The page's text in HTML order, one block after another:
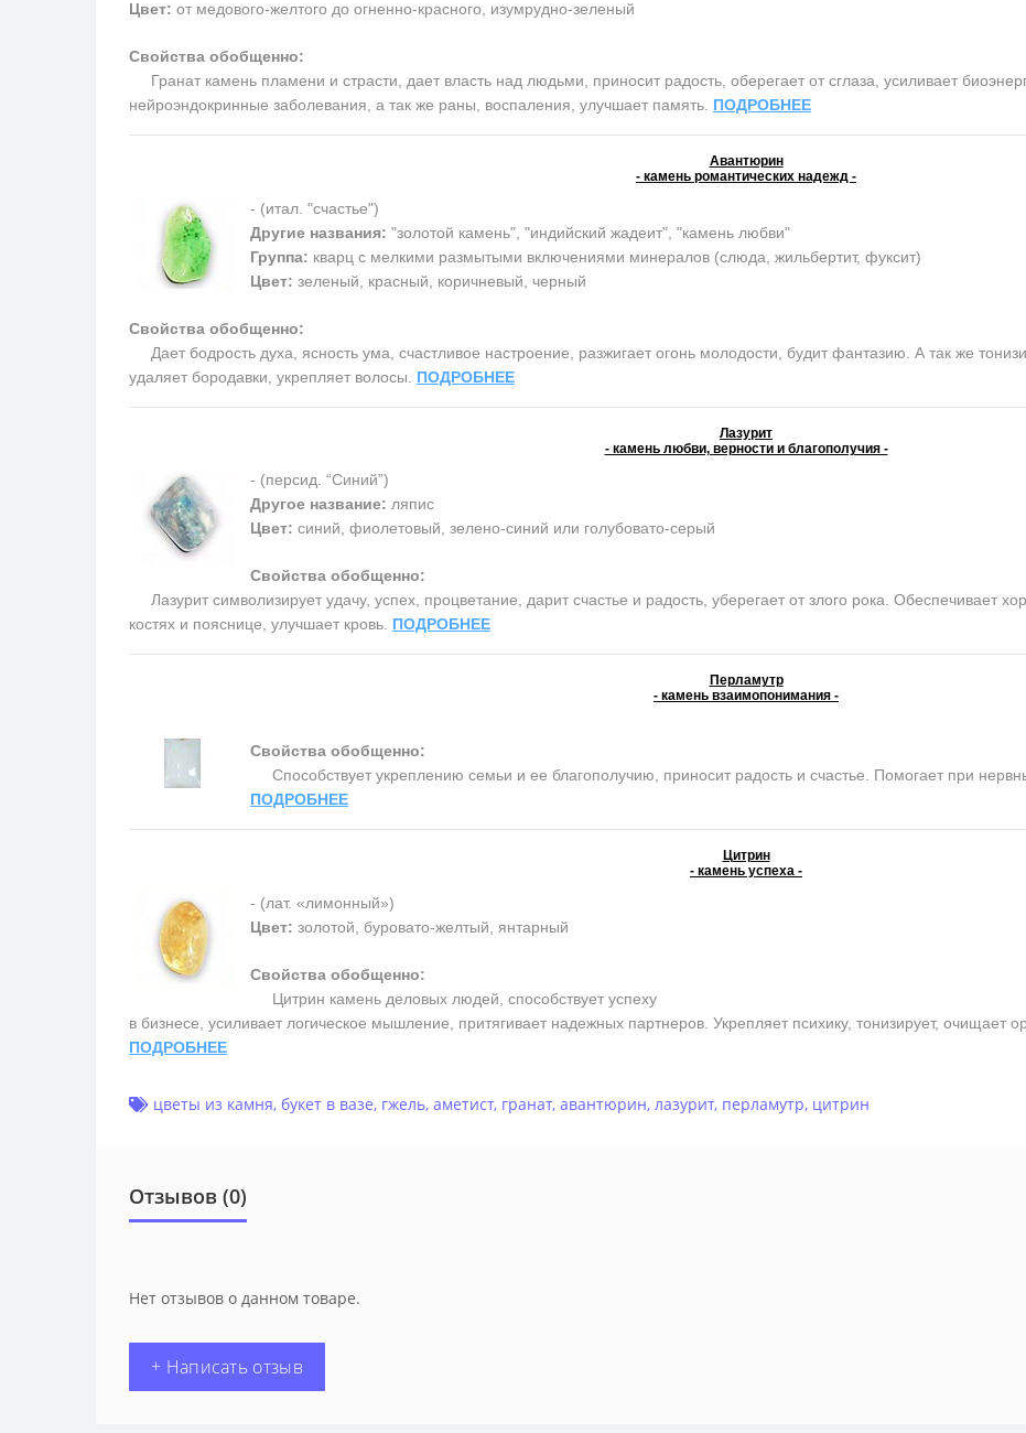
Цвет: от медового-желтого до огненно-красного, изумрудно-зеленый
Свойства обобщенно:
Гранат камень пламени и страсти, дает власть над людьми, приносит радость, оберегает от сглаза, усиливает
нейроэндокринные заболевания, а так же раны, воспаления, улучшает память. ПОДРОБНЕЕ
Авантюрин
- камень романтических надежд -
- (итал. "счастье")
Другие названия: "золотой камень", "индийский жадеит", "камень любви"
Группа: кварц с мелкими размытыми включениями минералов (слюда, жильбертит, фуксит)
Цвет: зеленый, красный, коричневый, черный
Свойства обобщенно:
Дает бодрость духа, ясность ума, счастливое настроение, разжигает огонь молодости, будит фантазию. А так же
удаляет бородавки, укрепляет волосы. ПОДРОБНЕЕ
Лазурит
- камень любви, верности и благополучия -
- (персид. “Синий”)
Другое название: ляпис
Цвет: синий, фиолетовый, зелено-синий или голубовато-серый
Свойства обобщенно:
Лазурит символизирует удачу, успех, процветание, дарит счастье и радость, уберегает от злого рока. Обеспечивает
костях и пояснице, улучшает кровь. ПОДРОБНЕЕ
Перламутр
- камень взаимопонимания -
Свойства обобщенно:
Способствует укреплению семьи и ее благополучию, приносит радость и счастье. Помогает при
ПОДРОБНЕЕ
Цитрин
- камень успеха -
- (лат. «лимонный»)
Цвет: золотой, буровато-желтый, янтарный
Свойства обобщенно:
Цитрин камень деловых людей, способствует успеху
в бизнесе, усиливает логическое мышление, притягивает надежных партнеров. Укрепляет психику, тонизирует, очищает
ПОДРОБНЕЕ
цветы из камня, букет в вазе, гжель, аметист, гранат, авантюрин, лазурит, перламутр, цитрин
Отзывов (0)
Нет отзывов о данном товаре.
+ Написать отзыв